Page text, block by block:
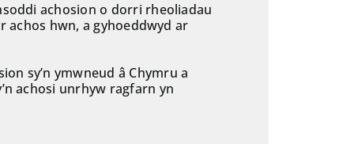
achosion o dorri rheoliadau
achos hwn, a gyhoeddwyd ar
sy’n ymwneud â Chymru a
achosi unrhyw ragfarn yn